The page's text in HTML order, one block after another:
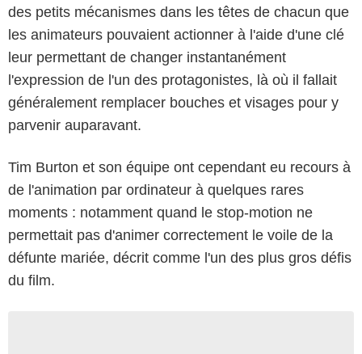
des petits mécanismes dans les têtes de chacun que
les animateurs pouvaient actionner à l'aide d'une clé
leur permettant de changer instantanément
l'expression de l'un des protagonistes, là où il fallait
généralement remplacer bouches et visages pour y
parvenir auparavant.
Tim Burton et son équipe ont cependant eu recours à
de l'animation par ordinateur à quelques rares
moments : notamment quand le stop-motion ne
permettait pas d'animer correctement le voile de la
défunte mariée, décrit comme l'un des plus gros défis
du film.